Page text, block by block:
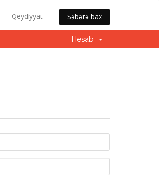
Qeydiyyat Səbətə bax
Hesab